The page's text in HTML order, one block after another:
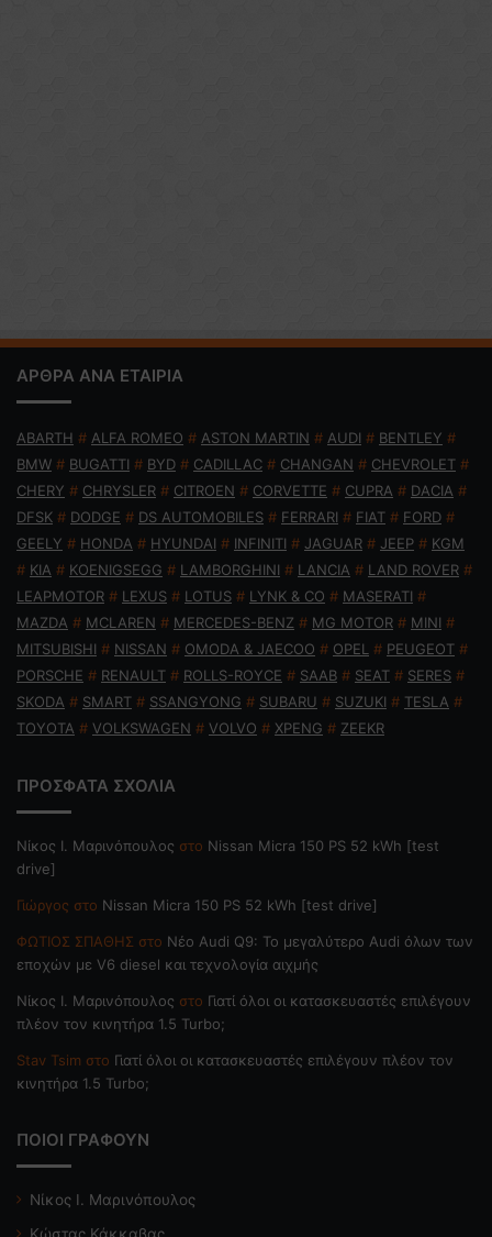
ΑΡΘΡΑ ΑΝΑ ΕΤΑΙΡΙΑ
ABARTH # ALFA ROMEO # ASTON MARTIN # AUDI # BENTLEY #
BMW # BUGATTI # BYD # CADILLAC # CHANGAN # CHEVROLET #
CHERY # CHRYSLER # CITROEN # CORVETTE # CUPRA # DACIA #
DFSK # DODGE # DS AUTOMOBILES # FERRARI # FIAT # FORD #
GEELY # HONDA # HYUNDAI # INFINITI # JAGUAR # JEEP # KGM
# KIA # KOENIGSEGG # LAMBORGHINI # LANCIA # LAND ROVER #
LEAPMOTOR # LEXUS # LOTUS # LYNK & CO # MASERATI #
MAZDA # MCLAREN # MERCEDES-BENZ # MG MOTOR # MINI #
MITSUBISHI # NISSAN # OMODA & JAECOO # OPEL # PEUGEOT #
PORSCHE # RENAULT # ROLLS-ROYCE # SAAB # SEAT # SERES #
SKODA # SMART # SSANGYONG # SUBARU # SUZUKI # TESLA #
TOYOTA # VOLKSWAGEN # VOLVO # XPENG # ZEEKR
ΠΡΟΣΦΑΤΑ ΣΧΟΛΙΑ
Nίκος Ι. Mαρινόπουλος στο Nissan Micra 150 PS 52 kWh [test
drive]
Γιώργος στο Nissan Micra 150 PS 52 kWh [test drive]
ΦΩΤΙΟΣ ΣΠΑΘΗΣ στο Νέο Audi Q9: Το μεγαλύτερο Audi όλων των
εποχών με V6 diesel και τεχνολογία αιχμής
Nίκος Ι. Mαρινόπουλος στο Γιατί όλοι οι κατασκευαστές επιλέγουν
πλέον τον κινητήρα 1.5 Turbo;
Stav Tsim στο Γιατί όλοι οι κατασκευαστές επιλέγουν πλέον τον
κινητήρα 1.5 Turbo;
ΠΟΙΟΙ ΓΡΑΦΟΥΝ
Νίκος Ι. Μαρινόπουλος
Κώστας Κάκκαβας